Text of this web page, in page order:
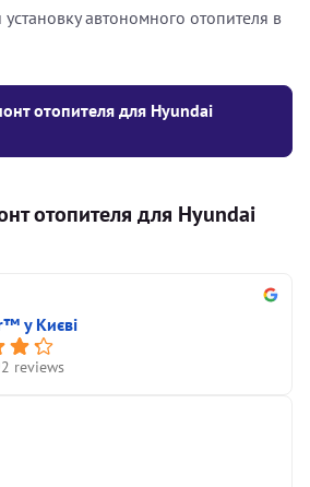
автономного отопителя в
отопителя для Hyundai
отопителя для Hyundai
у Києві
reviews